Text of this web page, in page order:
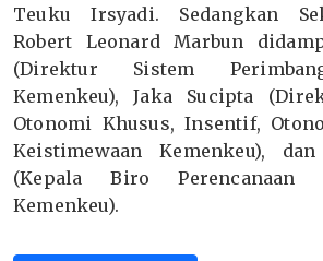
Teuku Irsyadi. Sedangkan
Robert Leonard Marbun
(Direktur Sistem
Kemenkeu), Jaka Sucipta
Otonomi Khusus, Insentif,
Keistimewaan Kemenkeu),
(Kepala Biro Perencanaan
Kemenkeu).